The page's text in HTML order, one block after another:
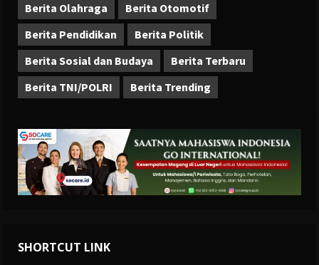
Berita Olahraga
Berita Otomotif
Berita Pendidikan
Berita Politik
Berita Sosial dan Budaya
Berita Terbaru
Berita TNI/POLRI
Berita Trending
SHORTCUT LINK